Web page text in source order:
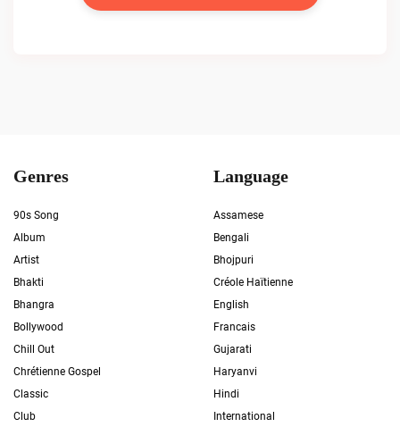
Genres
90s Song
Album
Artist
Bhakti
Bhangra
Bollywood
Chill Out
Chrétienne Gospel
Classic
Club
Language
Assamese
Bengali
Bhojpuri
Créole Haïtienne
English
Francais
Gujarati
Haryanvi
Hindi
International